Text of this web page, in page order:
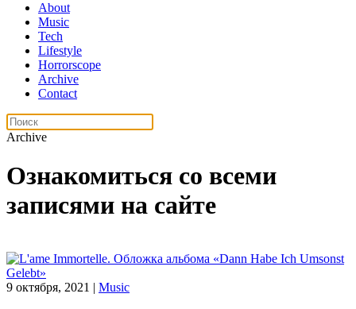
About
Music
Tech
Lifestyle
Horrorscope
Archive
Contact
Archive
Ознакомиться со всеми
записями на сайте
9 октября, 2021 | Music